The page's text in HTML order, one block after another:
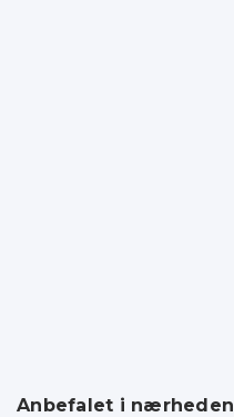
Anbefalet i nærheden